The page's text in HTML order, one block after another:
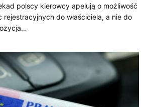
polscy kierowcy apelują o możliwość
do właściciela, a nie do